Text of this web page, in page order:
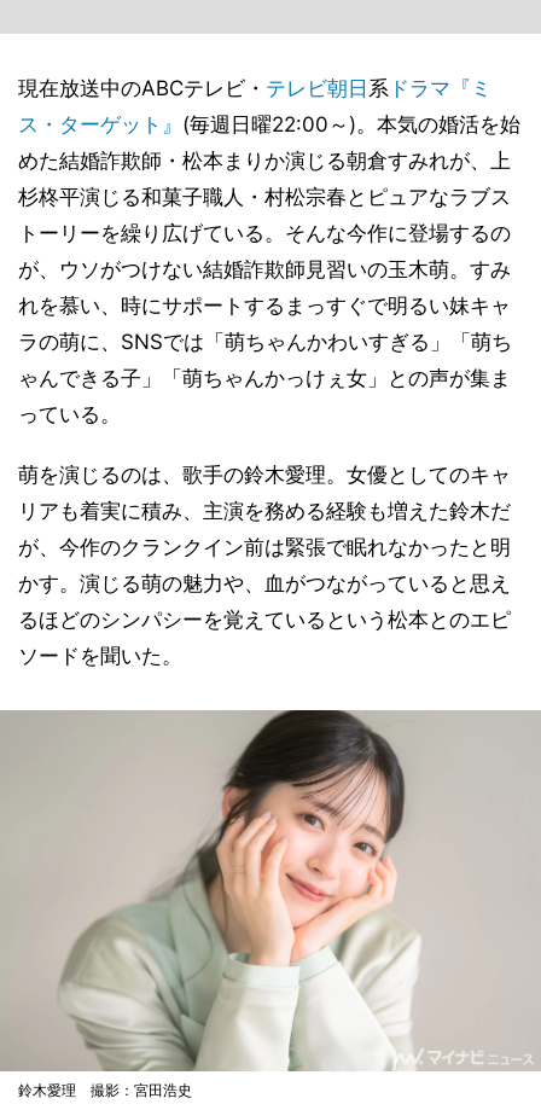
現在放送中のABCテレビ・ テレビ朝日 系 ドラマ 『ミ
ス・ターゲット』 (毎週日曜22:00～)。本気の婚活を始
めた結婚詐欺師・松本まりか演じる朝倉すみれが、上
杉柊平演じる和菓子職人・村松宗春とピュアなラブス
トーリーを繰り広げている。そんな今作に登場するの
が、ウソがつけない結婚詐欺師見習いの玉木萌。すみ
れを慕い、時にサポートするまっすぐで明るい妹キャ
ラの萌に、SNSでは「萌ちゃんかわいすぎる」「萌ち
ゃんできる子」「萌ちゃんかっけぇ女」との声が集ま
っている。
萌を演じるのは、歌手の鈴木愛理。女優としてのキャ
リアも着実に積み、主演を務める経験も増えた鈴木だ
が、今作のクランクイン前は緊張で眠れなかったと明
かす。演じる萌の魅力や、血がつながっていると思え
るほどのシンパシーを覚えているという松本とのエピ
ソードを聞いた。
鈴木愛理 撮影：宮田浩史